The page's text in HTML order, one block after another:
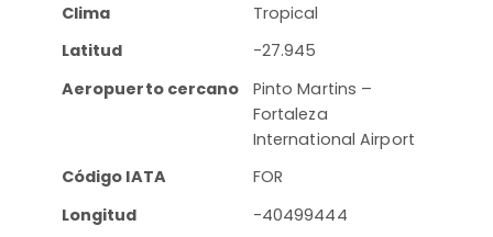
Clima
Tropical
Latitud
-27.945
Aeropuerto cercano
Pinto Martins –
Fortaleza
International Airport
Código IATA
FOR
Longitud
-40499444